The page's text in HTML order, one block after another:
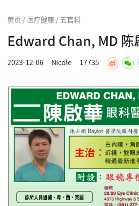
黄页 / 医疗健康 / 五官科
Edward Chan, MD 陈
2023-12-06 Nicole 17735